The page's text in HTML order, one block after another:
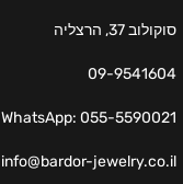
סוקולוב 37, הרצליה
09-9541604
WhatsApp: 055-5590021
info@bardor-jewelry.co.il